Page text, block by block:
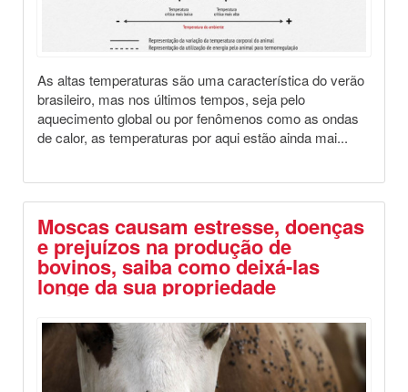
As altas temperaturas são uma característica do verão
brasileiro, mas nos últimos tempos, seja pelo
aquecimento global ou por fenômenos como as ondas
de calor, as temperaturas por aqui estão ainda mai...
Moscas causam estresse, doenças
e prejuízos na produção de
bovinos, saiba como deixá-las
longe da sua propriedade